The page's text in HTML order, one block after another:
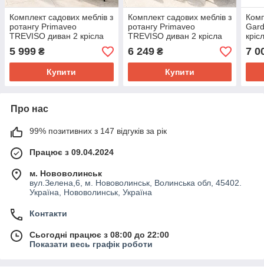
Комплект садових меблів з
ротангу Primaveo
TREVISO диван 2 крісла
столик сірий з м'якими
подушками
5 999 ₴
Купити
Комплект садових меблів з
ротангу Primaveo
TREVISO диван 2 крісла
столик чорний з м'якими
подушками
6 249₴
Купити
7
Про нас
99% позитивних з 147 відгуків за рік
Працює з 09.04.2024
м. Нововолинськ
вул.Зелена,6, м. Нововолинськ, Волинська обл, 45402.
Україна, Нововолинськ, Україна
Контакти
Сьогодні працює з 08:00 до 22:00
Показати весь графік роботи